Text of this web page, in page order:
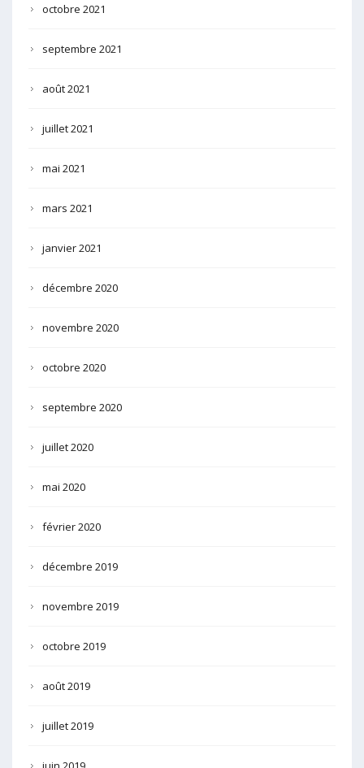
octobre 2021
septembre 2021
août 2021
juillet 2021
mai 2021
mars 2021
janvier 2021
décembre 2020
novembre 2020
octobre 2020
septembre 2020
juillet 2020
mai 2020
février 2020
décembre 2019
novembre 2019
octobre 2019
août 2019
juillet 2019